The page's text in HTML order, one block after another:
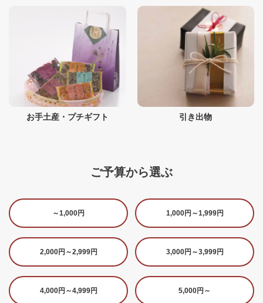
お手土産・プチギフト 引き出物
ご予算から選ぶ
～1,000円 1,000円～1,999円
2,000円～2,999円 3,000円～3,999円
4,000円～4,999円 5,000円～